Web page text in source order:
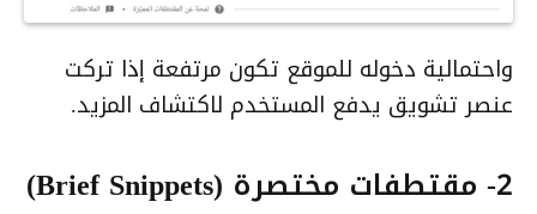
واحتمالية دخوله للموقع تكون مرتفعة إذا تركت
عنصر تشويق يدفع المستخدم لاكتشاف المزيد.
2- مقتطفات مختصرة (Brief Snippets)